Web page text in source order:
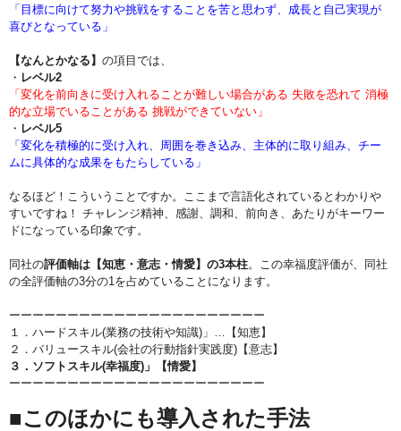
「目標に向けて努力や挑戦をすることを苦と思わず、成長と自己実現が
喜びとなっている」
【なんとかなる】 の項目では、
・ レベル2
「変化を前向きに受け入れることが難しい場合がある 失敗を恐れて 消極
的な立場でいることがある 挑戦ができていない」
・ レベル5
「変化を積極的に受け入れ、周囲を巻き込み、主体的に取り組み、チー
ムに具体的な成果をもたらしている」
なるほど！こういうことですか。ここまで言語化されているとわかりや
すいですね！ チャレンジ精神、感謝、調和、前向き、あたりがキーワー
ドになっている印象です。
同社の評価軸は【知恵・意志・情愛】の3本柱。この幸福度評価が、同社
の全評価軸の3分の1を占めていることになります。
ーーーーーーーーーーーーーーーーーーーーーー
１．ハードスキル(業務の技術や知識)」…【知恵】
２．バリュースキル(会社の行動指針実践度)【意志】
３．ソフトスキル(幸福度)」【情愛】
ーーーーーーーーーーーーーーーーーーーーーー
■このほかにも導入された手法